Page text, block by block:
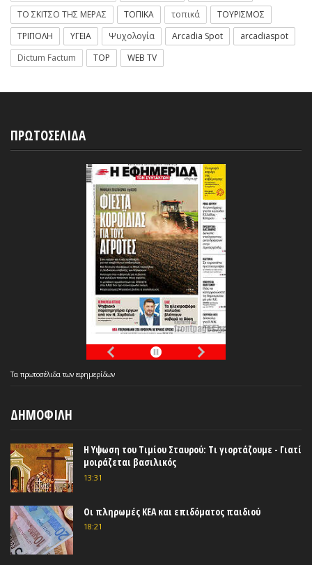
ΤΟ ΣΚΙΤΣΟ ΤΗΣ ΜΕΡΑΣ
ΤΟΠΙΚΑ τοπικά
ΤΟΥΡΙΣΜΟΣ
ΤΡΙΠΟΛΗ
ΥΓΕΙΑ Ψυχολογία Arcadia Spot
arcadiaspot
Dictum Factum
TOP WEB TV
ΠΡΩΤΟΣΕΛΙΔΑ
Τα πρωτοσέλιδατων εφημερίδων
ΔΗΜΟΦΙΛΗ
Η Υψωση του Τιμίου Σταυρού: Τι γιορτάζουμε - Γιατί
μοιράζεται βασιλικός
13:31
Οι πληρωμές ΚΕΑ και επιδόματος παιδιού
18:21